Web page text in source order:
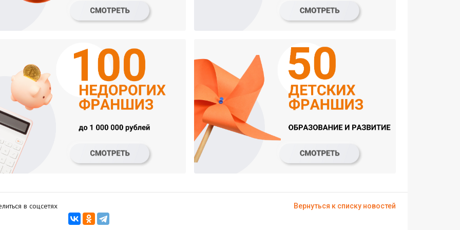
в соцсетях Вернуться к списку новостей